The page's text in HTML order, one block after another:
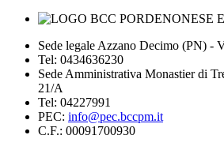
Sede legale Azzano Decimo (PN) -
Tel: 0434636230
Sede Amministrativa Monastier di
21/A
Tel: 04227991
PEC: info@pec.bccpm.it
C.F.: 00091700930